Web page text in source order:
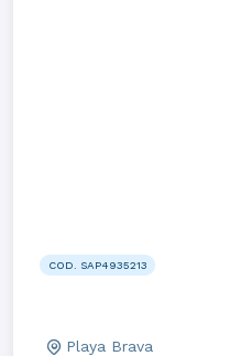
COD. SAP4935213
Playa Brava